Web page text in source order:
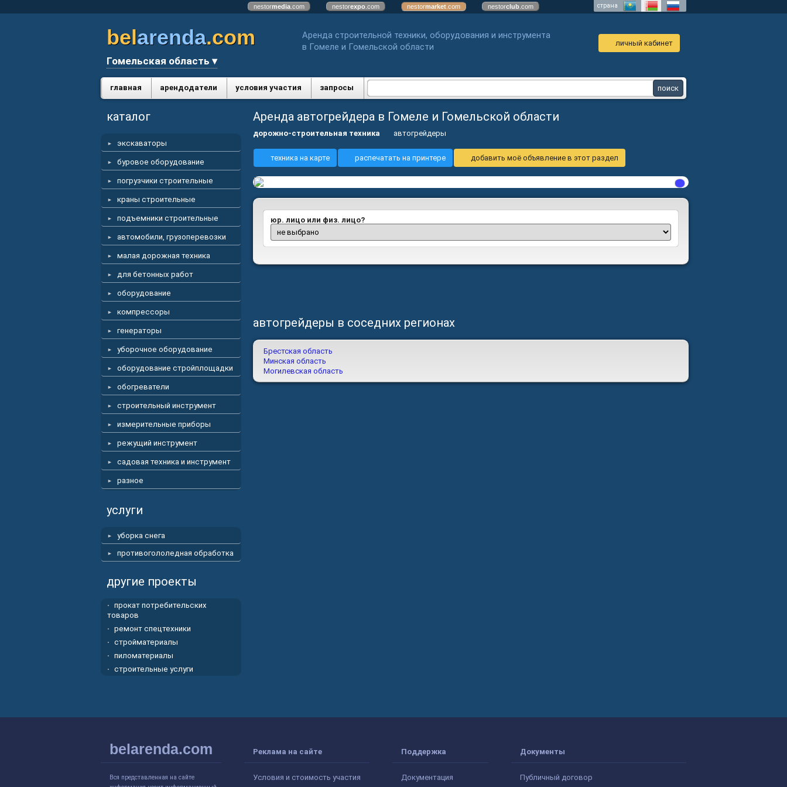
nestormedia .com nestorexpo .com nestormarket .com nestorclub .com страна
belarenda.com
Гомельская область ▾
Аренда строительной техники, оборудования и инструмента
в Гомеле и Гомельской области
личный кабинет
главная арендодатели условия участия запросы
каталог
экскаваторы
буровое оборудование
погрузчики строительные
краны строительные
подъемники строительные
автомобили, грузоперевозки
малая дорожная техника
для бетонных работ
оборудование
компрессоры
генераторы
уборочное оборудование
оборудование стройплощадки
обогреватели
строительный инструмент
измерительные приборы
режущий инструмент
садовая техника и инструмент
разное
услуги
уборка снега
противогололедная обработка
другие проекты
прокат потребительских
товаров
ремонт спецтехники
стройматериалы
пиломатериалы
строительные услуги
Аренда автогрейдера в Гомеле и Гомельской области
дорожно-строительная техника автогрейдеры
техника на карте распечатать на принтере добавить моё объявление в этот раздел
юр. лицо или физ. лицо?
автогрейдеры в соседних регионах
Брестская область
Минская область
Могилевская область
belarenda.com
Вся представленная на сайте
Реклама на сайте
Условия и стоимость участия
Поддержка
Документация
Документы
Публичный договор